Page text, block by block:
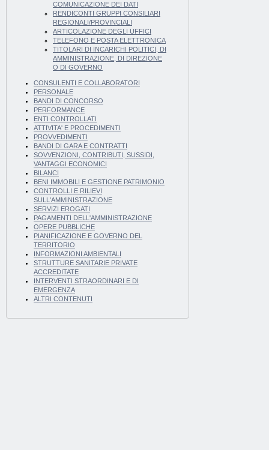
COMUNICAZIONE DEI DATI
RENDICONTI GRUPPI CONSILIARI
REGIONALI/PROVINCIALI
ARTICOLAZIONE DEGLI UFFICI
TELEFONO E POSTA ELETTRONICA
TITOLARI DI INCARICHI POLITICI, DI
AMMINISTRAZIONE, DI DIREZIONE
O DI GOVERNO
CONSULENTI E COLLABORATORI
PERSONALE
BANDI DI CONCORSO
PERFORMANCE
ENTI CONTROLLATI
ATTIVITA' E PROCEDIMENTI
PROVVEDIMENTI
BANDI DI GARA E CONTRATTI
SOVVENZIONI, CONTRIBUTI, SUSSIDI,
VANTAGGI ECONOMICI
BILANCI
BENI IMMOBILI E GESTIONE PATRIMONIO
CONTROLLI E RILIEVI
SULL'AMMINISTRAZIONE
SERVIZI EROGATI
PAGAMENTI DELL'AMMINISTRAZIONE
OPERE PUBBLICHE
PIANIFICAZIONE E GOVERNO DEL
TERRITORIO
INFORMAZIONI AMBIENTALI
STRUTTURE SANITARIE PRIVATE
ACCREDITATE
INTERVENTI STRAORDINARI E DI
EMERGENZA
ALTRI CONTENUTI